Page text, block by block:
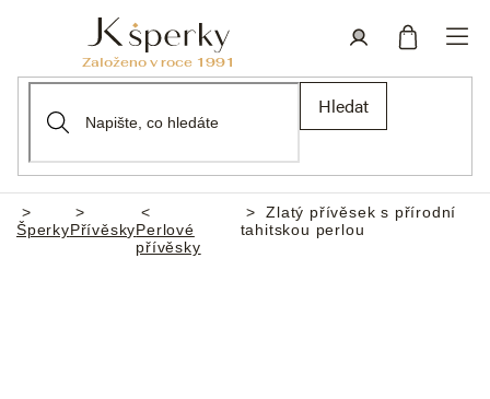
Hledat
Domů
ŠperkyPřívěskyPerlové
přívěsky
Zlatý přívěsek s přírodní
tahitskou perlou